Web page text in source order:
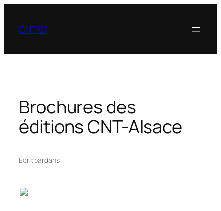
contenu
CNT 67
Brochures des
éditions CNT-Alsace
Écrit pardans